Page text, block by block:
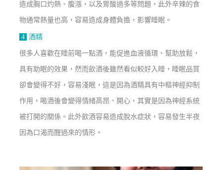
造成胸口灼熱、腹漲，以及胃酸過多等問題，此外辛辣的食
物通常熱量也高，容易造成身體負擔，影響睡眠。
4 酒精
很多人喜歡在睡前喝一點酒，能促進血液循環、幫助放鬆，
具有助眠的效果，然而飲酒後雖然看似較好入睡，睡眠品質
卻會變得不好，容易淺眠，這是因為酒精具有中樞神經抑制
作用，喝酒後會變得情緒高昂、開心，其實是因為神經系統
被打開的關係。此外飲酒容易造成脫水症狀，容易發生半夜
因為口渴而醒過來的情形。